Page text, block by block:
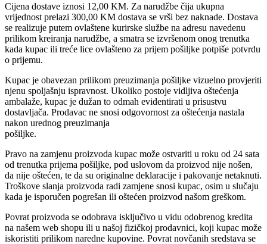
Cijena dostave iznosi 12,00 KM. Za narudžbe čija ukupna
vrijednost prelazi 300,00 KM dostava se vrši bez naknade. Dostava
se realizuje putem ovlaštene kurirske službe na adresu navedenu
prilikom kreiranja narudžbe, a smatra se izvršenom onog trenutka
kada kupac ili treće lice ovlašteno za prijem pošiljke potpiše potvrdu
o prijemu.
Kupac je obavezan prilikom preuzimanja pošiljke vizuelno provjeriti
njenu spoljašnju ispravnost. Ukoliko postoje vidljiva oštećenja
ambalaže, kupac je dužan to odmah evidentirati u prisustvu
dostavljača. Prodavac ne snosi odgovornost za oštećenja nastala
nakon urednog preuzimanja
pošiljke.
Pravo na zamjenu proizvoda kupac može ostvariti u roku od 24 sata
od trenutka prijema pošiljke, pod uslovom da proizvod nije nošen,
da nije oštećen, te da su originalne deklaracije i pakovanje netaknuti.
Troškove slanja proizvoda radi zamjene snosi kupac, osim u slučaju
kada je isporučen pogrešan ili oštećen proizvod našom greškom.
Povrat proizvoda se odobrava isključivo u vidu odobrenog kredita
na našem web shopu ili u našoj fizičkoj prodavnici, koji kupac može
iskoristiti prilikom naredne kupovine. Povrat novčanih sredstava se